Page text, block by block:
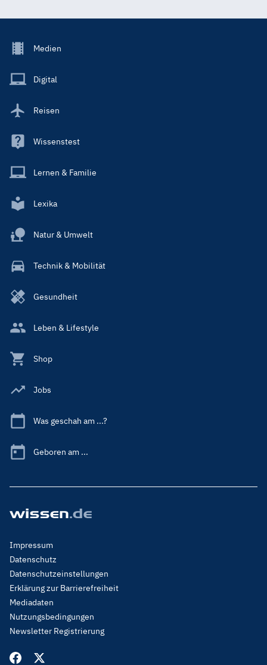
Footer
Main
Medien
Digital
Reisen
Wissenstest
Lernen & Familie
Lexika
Natur & Umwelt
Technik & Mobilität
Gesundheit
Leben & Lifestyle
Shop
Jobs
Was geschah am ...?
Geboren am ...
Footer
Menu
Legal
Impressum
Datenschutz
Datenschutzeinstellungen
Erklärung zur Barrierefreiheit
Mediadaten
Nutzungsbedingungen
Newsletter Registrierung